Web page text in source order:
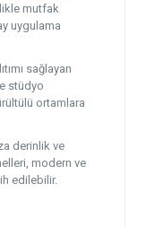
mutfak
uygulama
sağlayan
stüdyo
ortamlara
derinlik ve
modern ve
edilebilir.